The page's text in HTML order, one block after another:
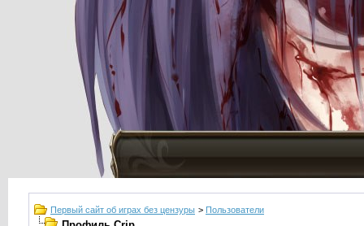
Первый сайт об играх без цензуры > Пользователи